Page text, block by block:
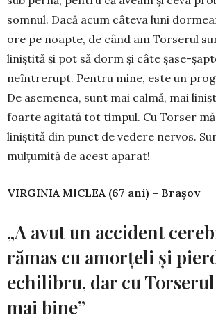
somnul. Dacă acum câteva luni
ore pe noapte, de când am Torserul
liniştită şi pot să dorm şi câte şase-
neîntrerupt. Pentru mine, este un
De asemenea, sunt mai calmă, mai
foarte agitată tot timpul. Cu Torser
liniştită din punct de vedere nervos.
mulţumită de acest aparat!
VIRGINIA MICLEA (67 ani) – Braşov
„A avut un accident
rămas cu amorţeli şi
echilibru, dar cu
mai bine”